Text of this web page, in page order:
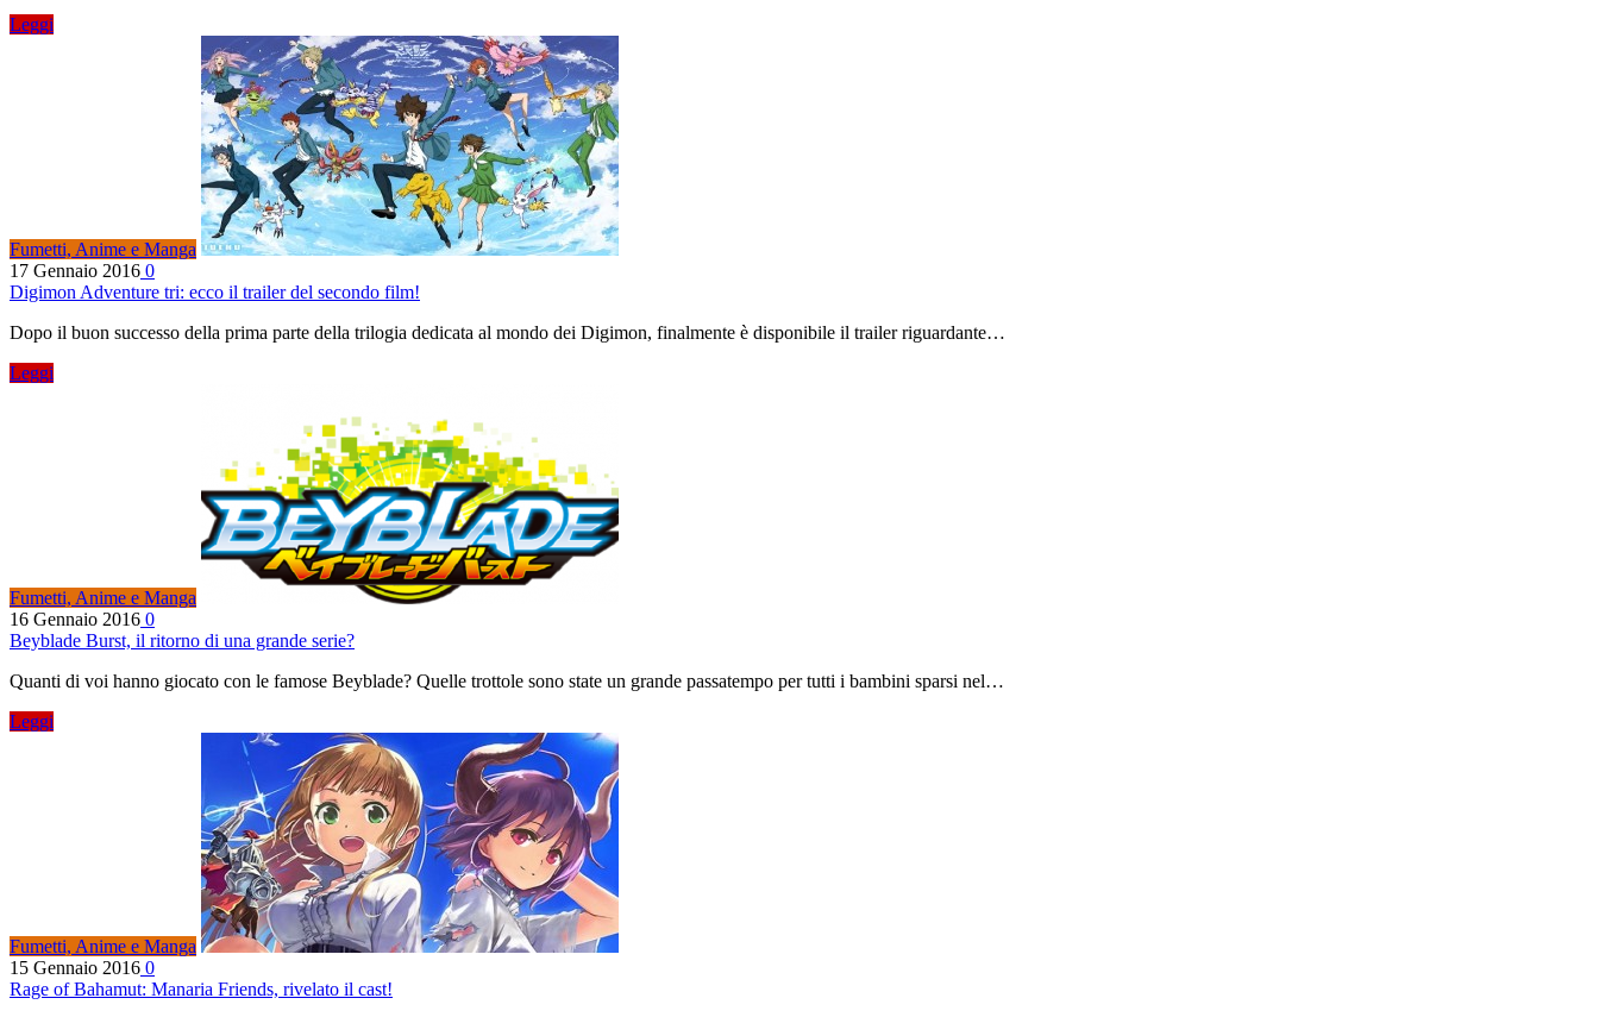
Leggi
Fumetti, Anime e Manga
17 Gennaio 2016 0
Digimon Adventure tri: ecco il trailer del secondo film!
Dopo il buon successo della prima parte della trilogia dedicata al mondo dei Digimon, finalmente è disponibile il trailer riguardante…
Leggi
Fumetti, Anime e Manga
16 Gennaio 2016 0
Beyblade Burst, il ritorno di una grande serie?
Quanti di voi hanno giocato con le famose Beyblade? Quelle trottole sono state un grande passatempo per tutti i bambini sparsi nel…
Leggi
Fumetti, Anime e Manga
15 Gennaio 2016 0
Rage of Bahamut: Manaria Friends, rivelato il cast!